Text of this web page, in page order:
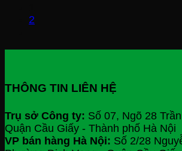
2
THÔNG TIN LIÊN HỆ
Trụ sở Công ty: Số 07, Ngõ 28
Quận Cầu Giấy - Thành phố Hà Nội
VP bán hàng Hà Nội: Số 2/28